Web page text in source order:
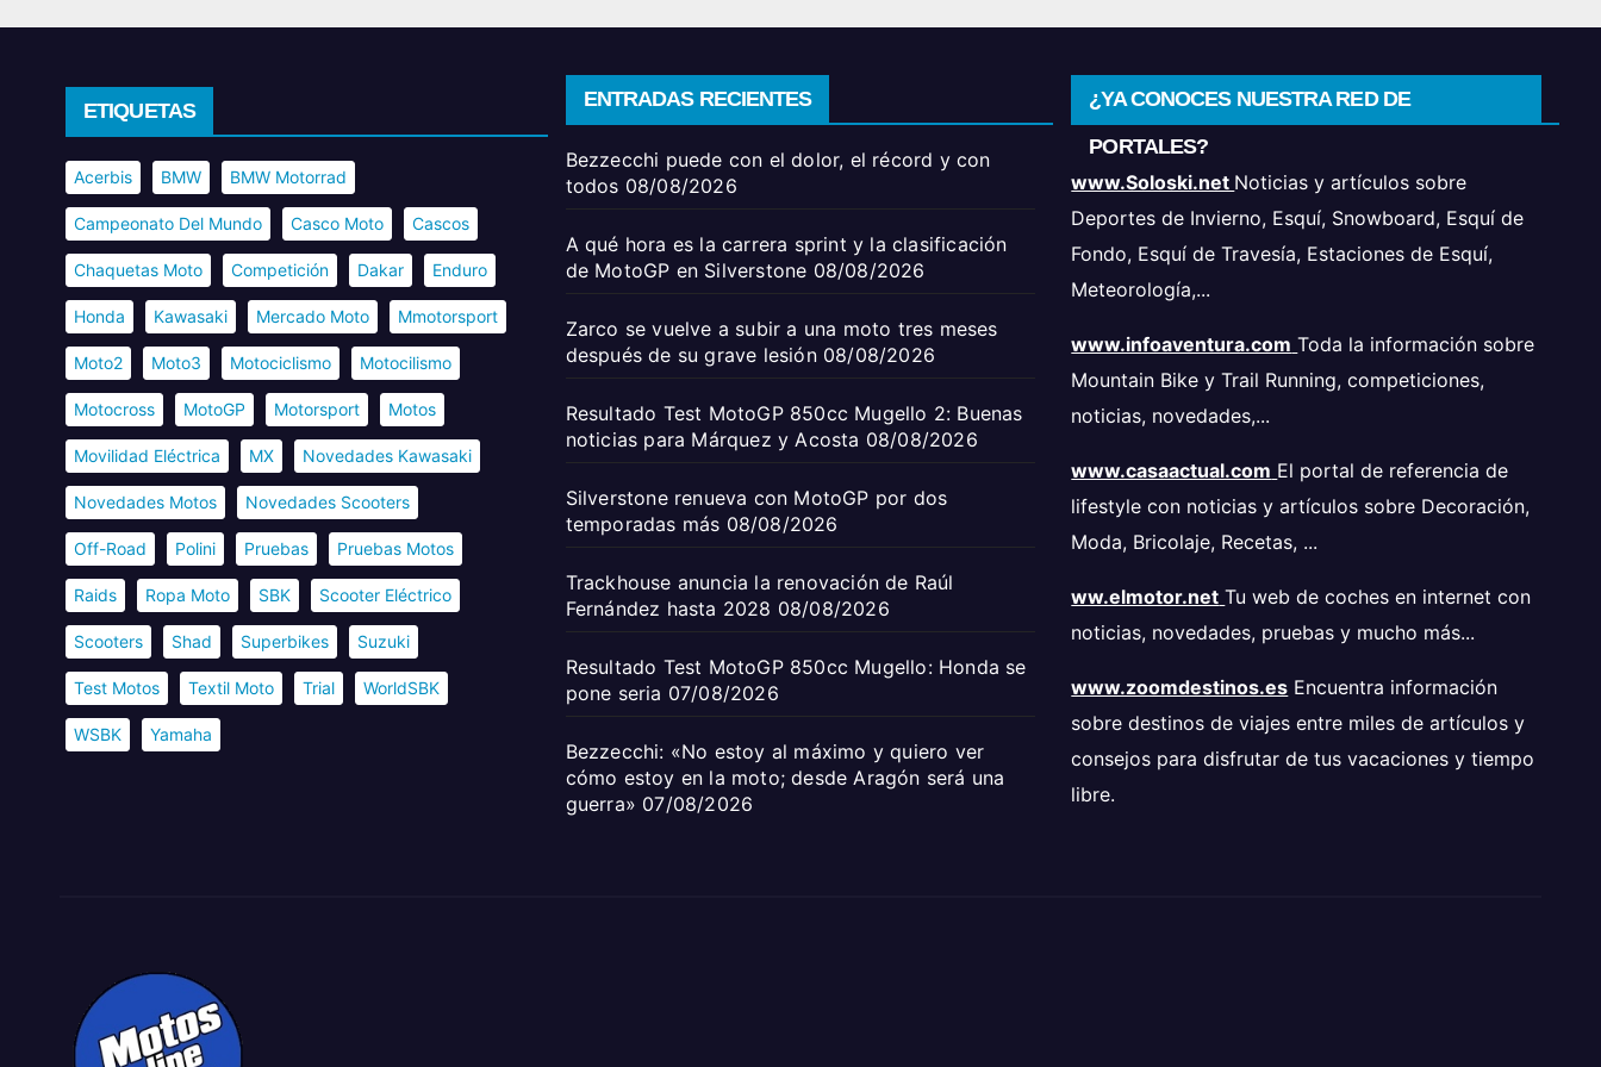
ETIQUETAS
Acerbis BMW BMW Motorrad
Campeonato Del Mundo Casco Moto Cascos
Chaquetas Moto Competición Dakar Enduro
Honda Kawasaki Mercado Moto Mmotorsport
Moto2 Moto3 Motociclismo Motocilismo
Motocross MotoGP Motorsport Motos
Movilidad Eléctrica MX Novedades Kawasaki
Novedades Motos Novedades Scooters
Off-Road Polini Pruebas Pruebas Motos
Raids Ropa Moto SBK Scooter Eléctrico
Scooters Shad Superbikes Suzuki
Test Motos Textil Moto Trial WorldSBK
WSBK Yamaha
ENTRADAS RECIENTES
Bezzecchi puede con el dolor, el récord y con
todos 08/08/2026
A qué hora es la carrera sprint y la clasificación
de MotoGP en Silverstone 08/08/2026
Zarco se vuelve a subir a una moto tres meses
después de su grave lesión 08/08/2026
Resultado Test MotoGP 850cc Mugello 2: Buenas
noticias para Márquez y Acosta 08/08/2026
Silverstone renueva con MotoGP por dos
temporadas más 08/08/2026
Trackhouse anuncia la renovación de Raúl
Fernández hasta 2028 08/08/2026
Resultado Test MotoGP 850cc Mugello: Honda se
pone seria 07/08/2026
Bezzecchi: «No estoy al máximo y quiero ver
cómo estoy en la moto; desde Aragón será una
guerra» 07/08/2026
¿YA CONOCES NUESTRA RED DE
PORTALES?
www.Soloski.net Noticias y artículos sobre
Deportes de Invierno, Esquí, Snowboard, Esquí de
Fondo, Esquí de Travesía, Estaciones de Esquí,
Meteorología,...
www.infoaventura.com Toda la información sobre
Mountain Bike y Trail Running, competiciones,
noticias, novedades,...
www.casaactual.com El portal de referencia de
lifestyle con noticias y artículos sobre Decoración,
Moda, Bricolaje, Recetas, ...
ww.elmotor.net Tu web de coches en internet con
noticias, novedades, pruebas y mucho más...
www.zoomdestinos.es Encuentra información
sobre destinos de viajes entre miles de artículos y
consejos para disfrutar de tus vacaciones y tiempo
libre.